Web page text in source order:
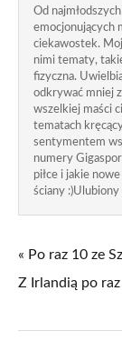
Od
emocjonujących
ciekawostek.
nimi tematy,
fizyczna.
odkrywać mniej
wszelkiej maści
tematach
sentymentem
numery
piłce i jakie
ściany
« Po raz 10 ze
Z Irlandią po raz